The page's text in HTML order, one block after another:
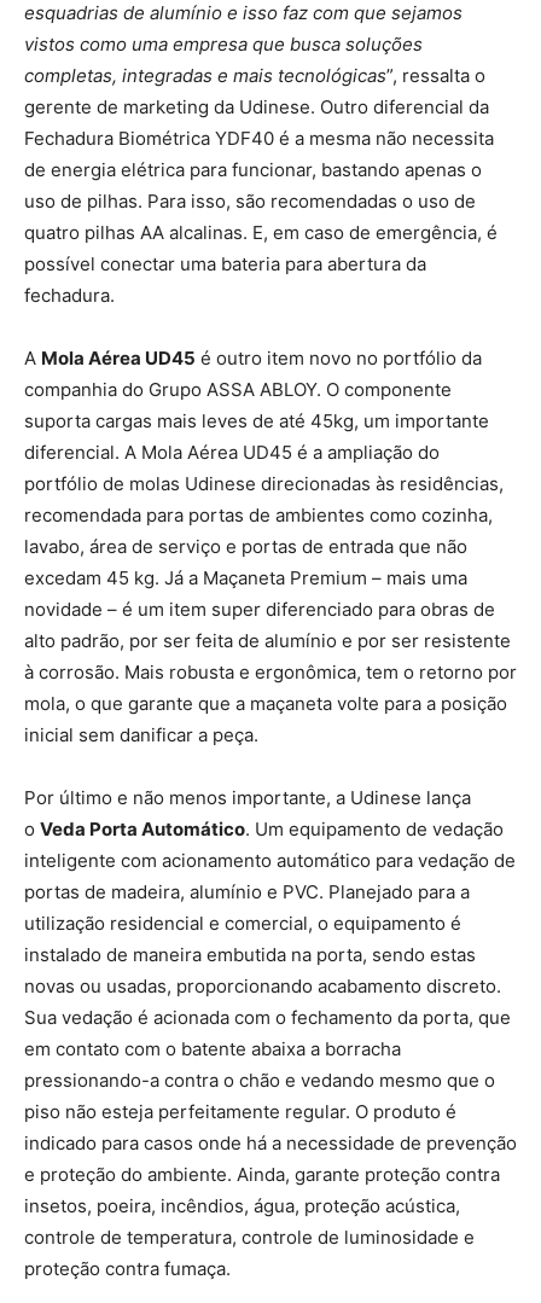
esquadrias de alumínio e isso faz com que sejamos
vistos como uma empresa que busca soluções
completas, integradas e mais tecnológicas”, ressalta o
gerente de marketing da Udinese. Outro diferencial da
Fechadura Biométrica YDF40 é a mesma não necessita
de energia elétrica para funcionar, bastando apenas o
uso de pilhas. Para isso, são recomendadas o uso de
quatro pilhas AA alcalinas. E, em caso de emergência, é
possível conectar uma bateria para abertura da
fechadura.
A Mola Aérea UD45 é outro item novo no portfólio da
companhia do Grupo ASSA ABLOY. O componente
suporta cargas mais leves de até 45kg, um importante
diferencial. A Mola Aérea UD45 é a ampliação do
portfólio de molas Udinese direcionadas às residências,
recomendada para portas de ambientes como cozinha,
lavabo, área de serviço e portas de entrada que não
excedam 45 kg. Já a Maçaneta Premium – mais uma
novidade – é um item super diferenciado para obras de
alto padrão, por ser feita de alumínio e por ser resistente
à corrosão. Mais robusta e ergonômica, tem o retorno por
mola, o que garante que a maçaneta volte para a posição
inicial sem danificar a peça.
Por último e não menos importante, a Udinese lança
o Veda Porta Automático. Um equipamento de vedação
inteligente com acionamento automático para vedação de
portas de madeira, alumínio e PVC. Planejado para a
utilização residencial e comercial, o equipamento é
instalado de maneira embutida na porta, sendo estas
novas ou usadas, proporcionando acabamento discreto.
Sua vedação é acionada com o fechamento da porta, que
em contato com o batente abaixa a borracha
pressionando-a contra o chão e vedando mesmo que o
piso não esteja perfeitamente regular. O produto é
indicado para casos onde há a necessidade de prevenção
e proteção do ambiente. Ainda, garante proteção contra
insetos, poeira, incêndios, água, proteção acústica,
controle de temperatura, controle de luminosidade e
proteção contra fumaça.